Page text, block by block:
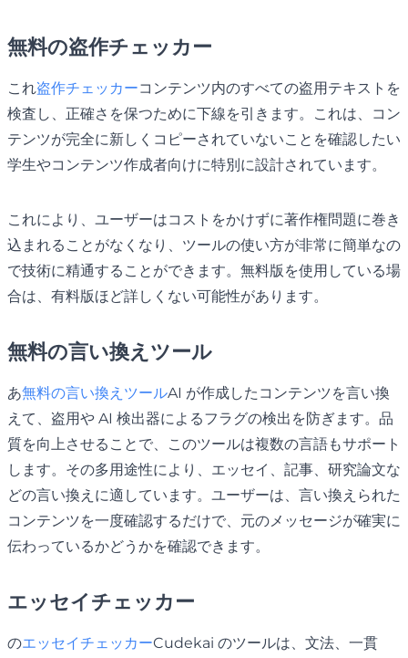
無料の盗作チェッカー
これ盗作チェッカーコンテンツ内のすべての盗用テキストを
検査し、正確さを保つために下線を引きます。これは、コン
テンツが完全に新しくコピーされていないことを確認したい
学生やコンテンツ作成者向けに特別に設計されています。
これにより、ユーザーはコストをかけずに著作権問題に巻き
込まれることがなくなり、ツールの使い方が非常に簡単なの
で技術に精通することができます。無料版を使用している場
合は、有料版ほど詳しくない可能性があります。
無料の言い換えツール
あ無料の言い換えツールAI が作成したコンテンツを言い換
えて、盗用や AI 検出器によるフラグの検出を防ぎます。品
質を向上させることで、このツールは複数の言語もサポート
します。その多用途性により、エッセイ、記事、研究論文な
どの言い換えに適しています。ユーザーは、言い換えられた
コンテンツを一度確認するだけで、元のメッセージが確実に
伝わっているかどうかを確認できます。
エッセイチェッカー
のエッセイチェッカーCudekai のツールは、文法、一貫